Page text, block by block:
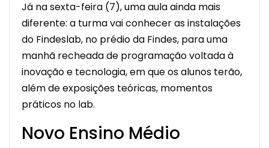
Já na sexta-feira (7), uma aula ainda mais
diferente: a turma vai conhecer as instalações
do Findeslab, no prédio da Findes, para uma
manhã recheada de programação voltada à
inovação e tecnologia, em que os alunos terão,
além de exposições teóricas, momentos
práticos no lab.
Novo Ensino Médio